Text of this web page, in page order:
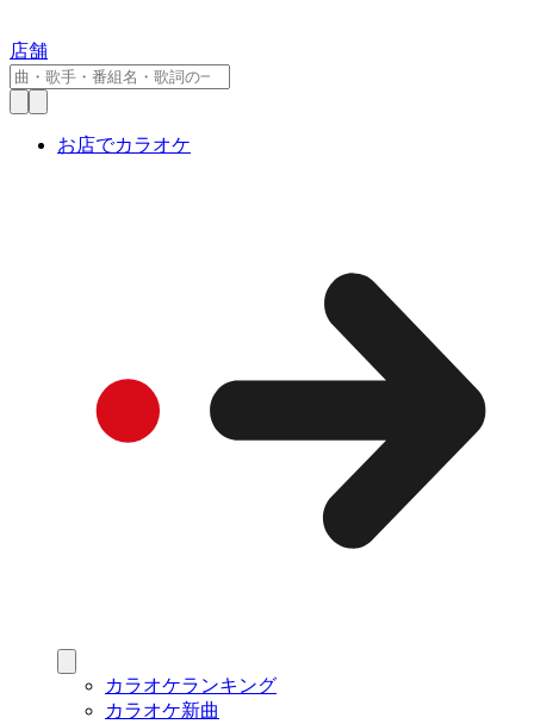
店舗
お店でカラオケ
カラオケランキング
カラオケ新曲